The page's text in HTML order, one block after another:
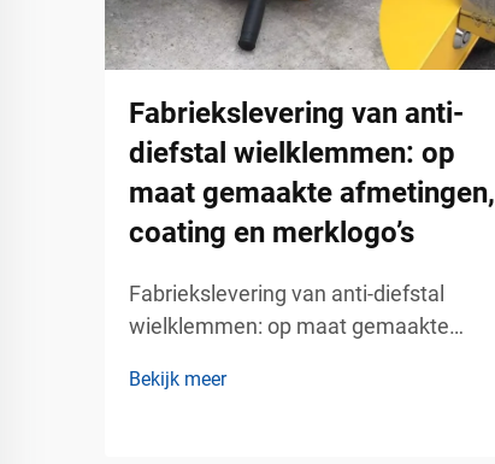
Fabriekslevering van anti-
diefstal wielklemmen: op
maat gemaakte afmetingen,
coating en merklogo’s
Fabriekslevering van anti-diefstal
wielklemmen: op maat gemaakte
betrouwbare
Bekijk meer